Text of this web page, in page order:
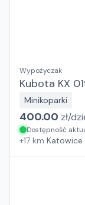
Wypożyczak
Kubota KX
Minikoparki
400.00 zł/
Dostępność
+17 km Katowice